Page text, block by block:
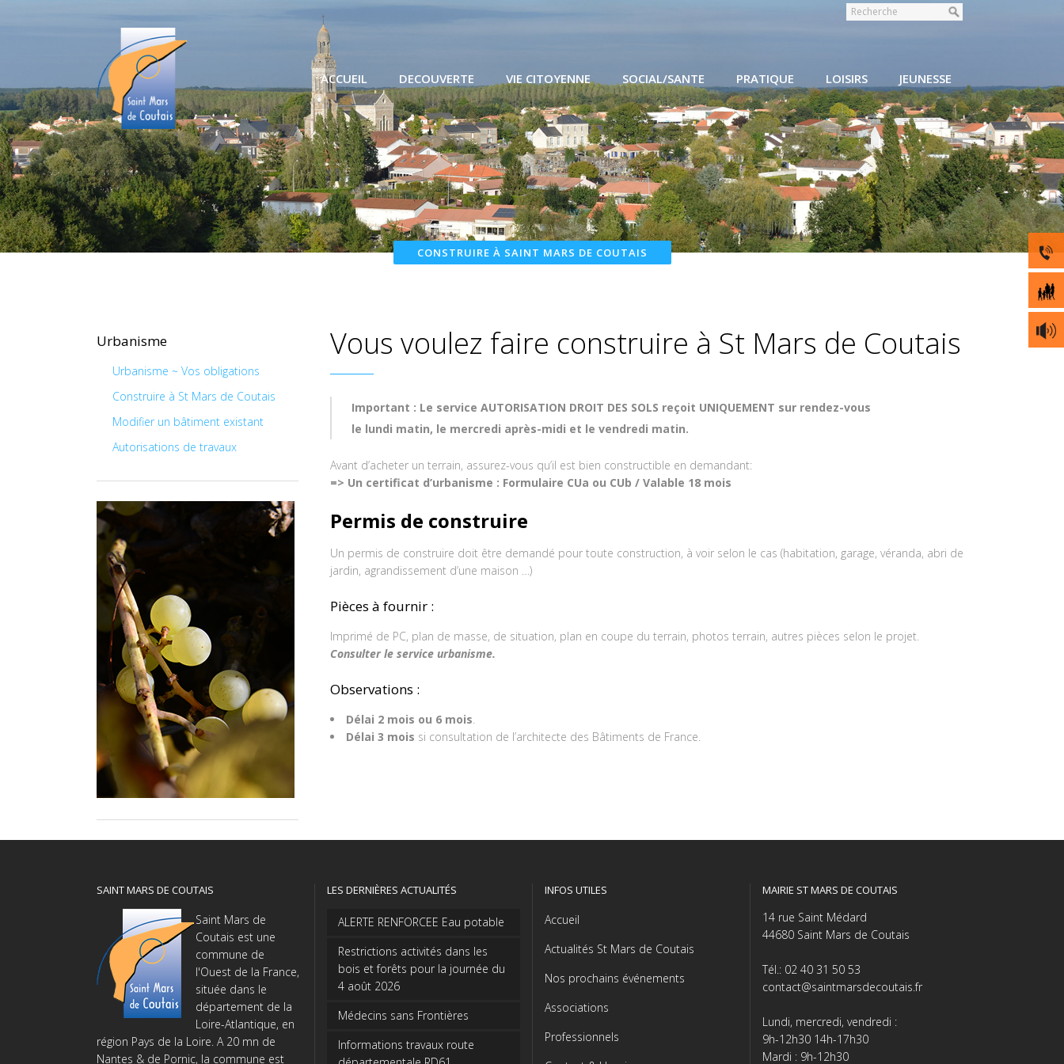
ACCUEIL DECOUVERTE VIE CITOYENNE SOCIAL/SANTE PRATIQUE LOISIRS JEUNESSE
CONSTRUIRE À SAINT MARS DE COUTAIS
Urbanisme
Urbanisme ~ Vos obligations
Construire à St Mars de Coutais
Modifier un bâtiment existant
Autorisations de travaux
Vous voulez faire construire à St Mars de Coutais
Important : Le service AUTORISATION DROIT DES SOLS reçoit UNIQUEMENT sur rendez-vous
le lundi matin, le mercredi après-midi et le vendredi matin.
Avant d’acheter un terrain, assurez-vous qu’il est bien constructible en demandant:
=> Un certificat d’urbanisme : Formulaire CUa ou CUb / Valable 18 mois
Permis de construire
Un permis de construire doit être demandé pour toute construction, à voir selon le cas (habitation, garage, véranda, abri de
jardin, agrandissement d’une maison …)
Pièces à fournir :
Imprimé de PC, plan de masse, de situation, plan en coupe du terrain, photos terrain, autres pièces selon le projet.
Consulter le service urbanisme.
Observations :
Délai 2 mois ou 6 mois
Délai 3 mois si consultation de l’architecte des Bâtiments de France.
SAINT MARS DE COUTAIS
Saint Mars de
Coutais est une
commune de
l'Ouest de la France,
située dans le
département de la
Loire-Atlantique, en
région Pays de la Loire. A 20 mn de
Nantes & de Pornic, la commune est
LES DERNIÈRES ACTUALITÉS
ALERTE RENFORCEE Eau potable
Restrictions activités dans les
bois et forêts pour la journée du
4 août 2026
Médecins sans Frontières
Informations travaux route
INFOS UTILES
Accueil
Actualités St Mars de Coutais
Nos prochains événements
Associations
Professionnels
MAIRIE ST MARS DE COUTAIS
14 rue Saint Médard
44680 Saint Mars de Coutais
Tél.: 02 40 31 50 53
contact@saintmarsdecoutais.fr
Lundi, mercredi, vendredi :
9h-12h30 14h-17h30
Mardi : 9h-12h30